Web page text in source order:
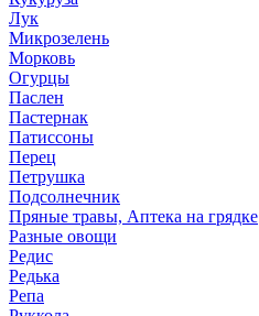
Лук
Микрозелень
Морковь
Огурцы
Паслен
Пастернак
Патиссоны
Перец
Петрушка
Подсолнечник
Пряные травы, Аптека на грядке
Разные овощи
Редис
Редька
Репа